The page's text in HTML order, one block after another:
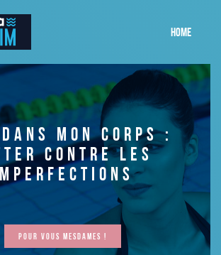
HOME
MON CORPS :
CONTRE LES
Pour vous mesdames !